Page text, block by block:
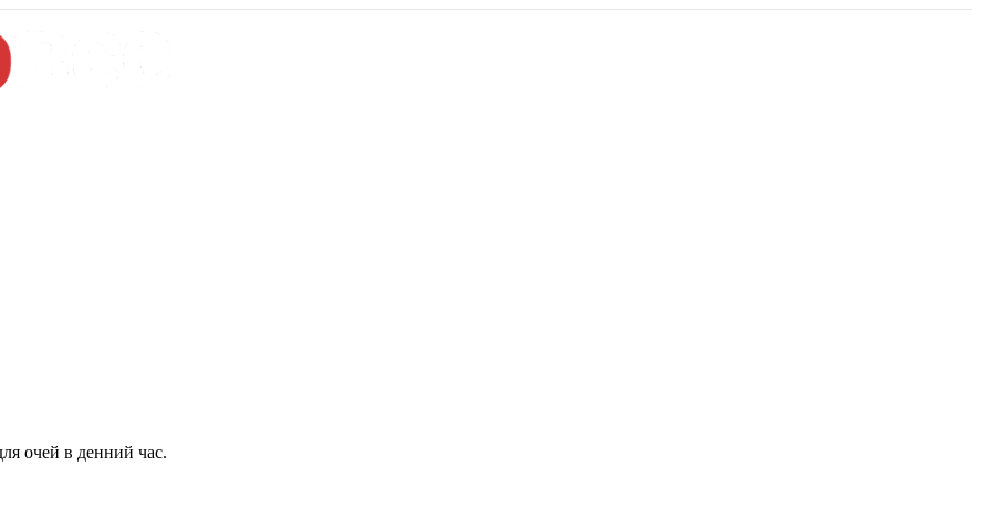
очей в денний час.